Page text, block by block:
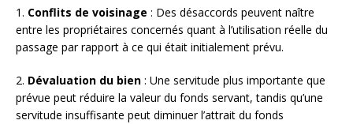
1. Conflits de voisinage : Des désaccords peuvent naître
entre les propriétaires concernés quant à l’utilisation réelle du
passage par rapport à ce qui était initialement prévu.
2. Dévaluation du bien : Une servitude plus importante que
prévue peut réduire la valeur du fonds servant, tandis qu’une
servitude insuffisante peut diminuer l’attrait du fonds